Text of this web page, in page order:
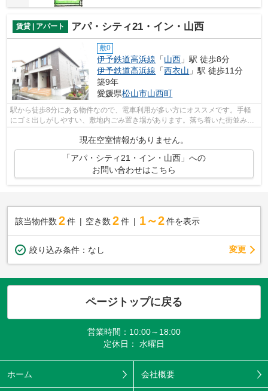
賃貸 | アパート アパ・シティ21・イン・山西
敷0
伊予鉄道高浜線 「山西 」駅 徒歩8分
伊予鉄道高浜線 「西衣山 」駅 徒歩11分
築9年
愛媛県松山市山西町
駅から徒歩8分にある物件なので、電車利用が多い方にオススメです。手軽
にゴミ出しがしやすい、敷地内ごみ置き場があります。落ち着いた街並みが
魅力のアパートはこちらです。2017年築...
現在空室情報がありません。
「アパ・シティ21・イン・山西」への
お問い合わせはこちら
該当物件数 2件 空き数 2 件 1～2 件を表示
絞り込み条件： なし 変更
ページトップに戻る
営業時間：10:00～18:00
定休日： 水曜日
ホーム 会社概要